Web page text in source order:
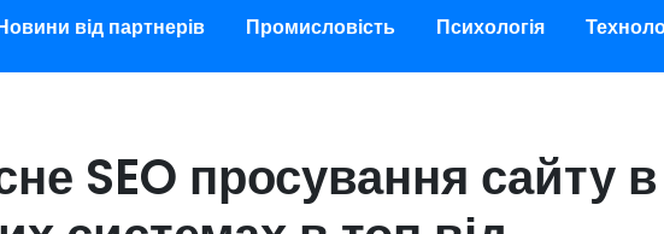
від партнерів Промисловість Психологія
SEO просування сайту в